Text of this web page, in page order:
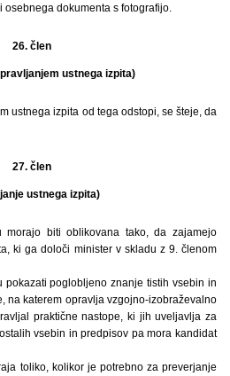
dokumenta s fotografijo.
26. člen
ustnega izpita)
ustnega izpita od tega odstopi, se šteje, da
27. člen
ustnega izpita)
morajo biti oblikovana tako, da zajamejo
ki ga določi minister v skladu z 9. členom
pokazati poglobljeno znanje tistih vsebin in
na katerem opravlja vzgojno-izobraževalno
praktične nastope, ki jih uveljavlja za
vsebin in predpisov pa mora kandidat
toliko, kolikor je potrebno za preverjanje